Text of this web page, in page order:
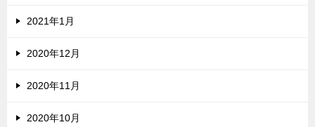
2021年1月
2020年12月
2020年11月
2020年10月